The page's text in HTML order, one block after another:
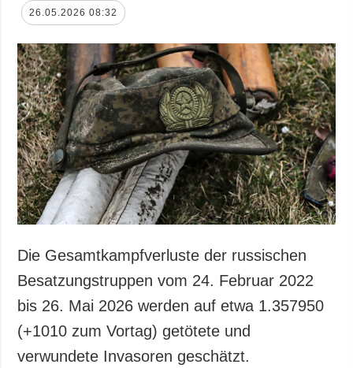
Wiederaufbau
Politik
Wirtschaft
Militär
Gesellschaft und
Kultur
Sport
Kriminalität
Notstand und
Politik zur
Vertraulichkeit
und zum Schutz
personenbezogener
Daten
ZUSÄTZLICH
Veröffentlichungen
Interview
Fotos
LEISTUNGEN
Abonnement
Fotobank
26.05.2026 08:32
Die Gesamtkampfverluste der russischen
Besatzungstruppen vom 24. Februar 2022
bis 26. Mai 2026 werden auf etwa 1.357950
(+1010 zum Vortag) getötete und
verwundete Invasoren geschätzt.